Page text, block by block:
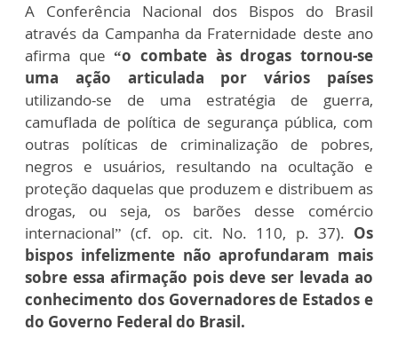
A Conferência Nacional dos Bispos do Brasil
através da Campanha da Fraternidade deste ano
afirma que“o combate às drogas tornou-se
uma ação articulada por vários países
utilizando-se de uma estratégia de guerra,
camuflada de política de segurança pública, com
outras políticas de criminalização de pobres,
negros e usuários, resultando na ocultação e
proteção daquelas que produzem e distribuem as
drogas, ou seja, os barões desse comércio
internacional” (cf. op. cit. No. 110, p. 37). Os
bispos infelizmente não aprofundaram mais
sobre essa afirmação pois deve ser levada ao
conhecimento dos Governadores de Estados e
do Governo Federal do Brasil.